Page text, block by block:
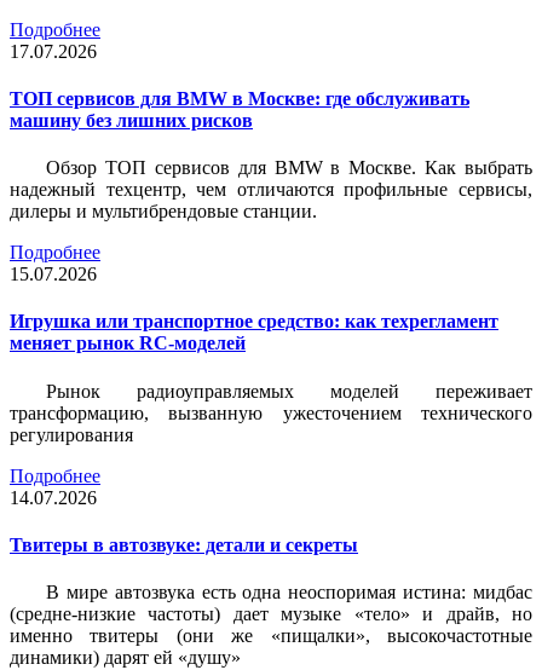
Подробнее
17.07.2026
ТОП сервисов для BMW в Москве: где обслуживать
машину без лишних рисков
Обзор ТОП сервисов для BMW в Москве. Как выбрать
надежный техцентр, чем отличаются профильные сервисы,
дилеры и мультибрендовые станции.
Подробнее
15.07.2026
Игрушка или транспортное средство: как техрегламент
меняет рынок RC-моделей
Рынок радиоуправляемых моделей переживает
трансформацию, вызванную ужесточением технического
регулирования
Подробнее
14.07.2026
Твитеры в автозвуке: детали и секреты
В мире автозвука есть одна неоспоримая истина: мидбас
(средне-низкие частоты) дает музыке «тело» и драйв, но
именно твитеры (они же «пищалки», высокочастотные
динамики) дарят ей «душу»